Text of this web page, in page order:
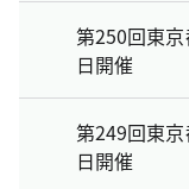
第250回東
日開催
第249回東
日開催